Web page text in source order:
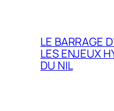
LE BARRAGE
LES ENJEUX
DU NIL